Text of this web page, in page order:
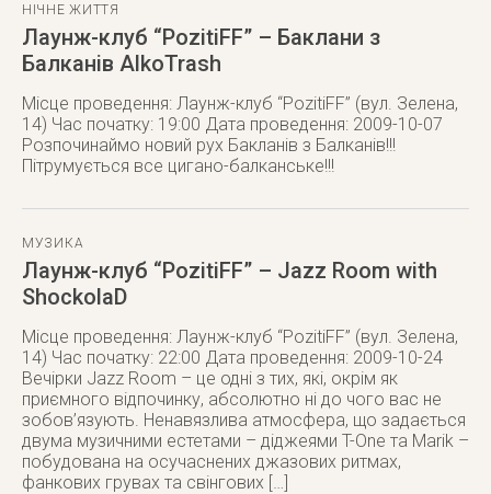
НІЧНЕ ЖИТТЯ
Лаунж-клуб “PozitiFF” – Баклани з
Балканів AlkoTrash
Місце проведення: Лаунж-клуб “PozitiFF” (вул. Зелена,
14) Час початку: 19:00 Дата проведення: 2009-10-07
Розпочинаймо новий рух Бакланів з Балканів!!!
Пітрумується все цигано-балканське!!!
МУЗИКА
Лаунж-клуб “PozitiFF” – Jazz Room with
ShockolaD
Місце проведення: Лаунж-клуб “PozitiFF” (вул. Зелена,
14) Час початку: 22:00 Дата проведення: 2009-10-24
Вечірки Jazz Room – це одні з тих, які, окрім як
приємного відпочинку, абсолютно ні до чого вас не
зобов’язують. Ненавязлива атмосфера, що задається
двума музичними естетами – діджеями T-One та Marik –
побудована на осучаснених джазових ритмах,
фанкових грувах та свінгових […]